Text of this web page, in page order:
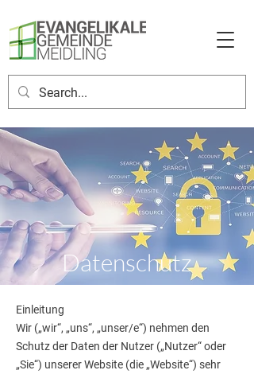
Datenschutz
Einleitung
Wir („wir“, „uns“, „unser/e“) nehmen den
Schutz der Daten der Nutzer („Nutzer“ oder
„Sie“) unserer Website (die „Website“) sehr